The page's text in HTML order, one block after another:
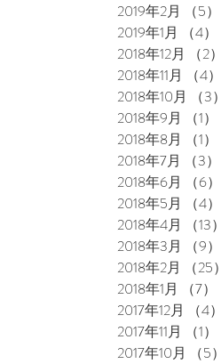
2019年2月
（5）
2019年1月
（4）
2018年12月
（2）
2018年11月
（4）
2018年10月
（3）
2018年9月
（1）
2018年8月
（1）
2018年7月
（3）
2018年6月
（6）
2018年5月
（4）
2018年4月
（13）
2018年3月
（9）
2018年2月
（25）
2018年1月
（7）
2017年12月
（4）
2017年11月
（1）
2017年10月
（5）